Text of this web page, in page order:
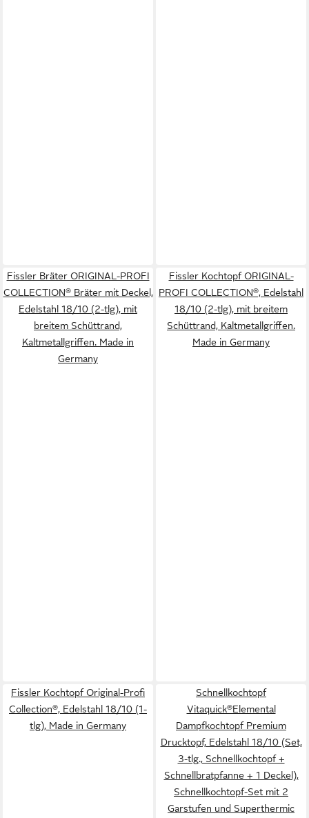
Fissler Bräter ORIGINAL-PROFI
COLLECTION® Bräter mit Deckel,
Edelstahl 18/10 (2-tlg), mit
breitem Schüttrand,
Kaltmetallgriffen. Made in
Germany
Fissler Kochtopf ORIGINAL-
PROFI COLLECTION®, Edelstahl
18/10 (2-tlg), mit breitem
Schüttrand, Kaltmetallgriffen.
Made in Germany
Fissler Kochtopf Original-Profi
Collection®, Edelstahl 18/10 (1-
tlg), Made in Germany
Schnellkochtopf
Vitaquick®Elemental
Dampfkochtopf Premium
Drucktopf, Edelstahl 18/10 (Set,
3-tlg., Schnellkochtopf +
Schnellbratpfanne + 1 Deckel),
Schnellkochtopf-Set mit 2
Garstufen und Superthermic